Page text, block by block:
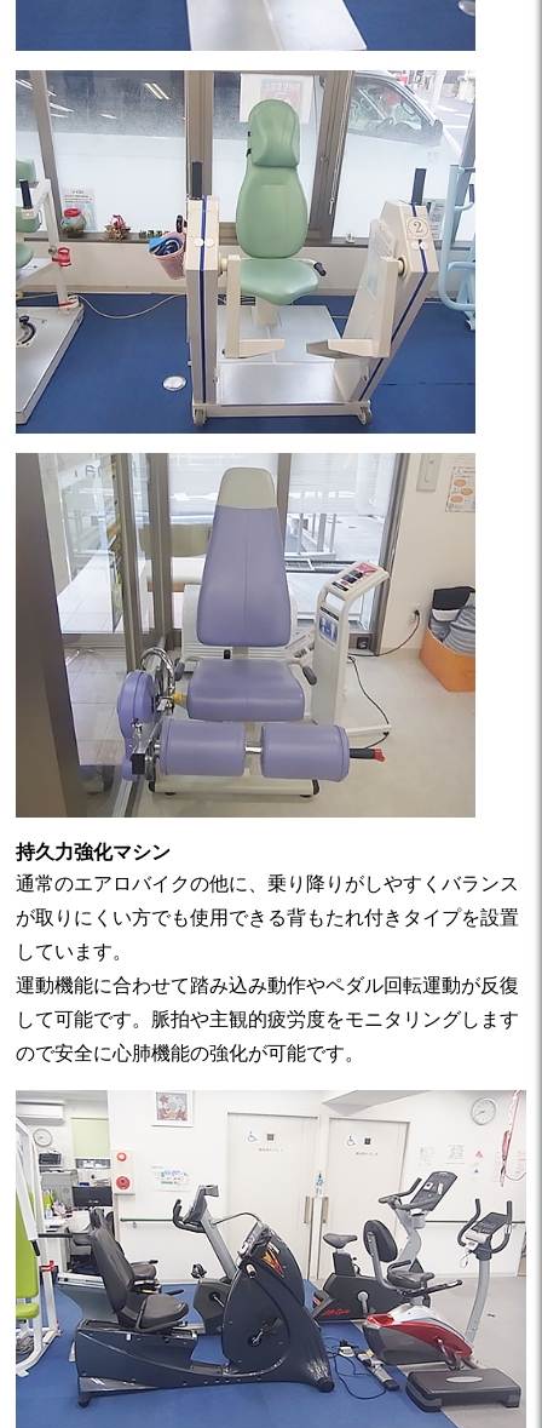
持久力強化マシン
通常のエアロバイクの他に、乗り降りがしやすくバランス
が取りにくい方でも使用できる背もたれ付きタイプを設置
しています。
運動機能に合わせて踏み込み動作やペダル回転運動が反復
して可能です。脈拍や主観的疲労度をモニタリングします
ので安全に心肺機能の強化が可能です。